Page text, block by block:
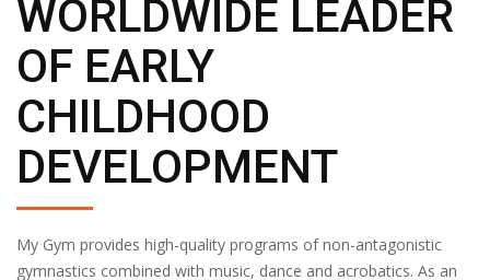
WORLDWIDE LEADER
OF EARLY
CHILDHOOD
DEVELOPMENT
My Gym provides high-quality programs of non-antagonistic
gymnastics combined with music, dance and acrobatics. As an